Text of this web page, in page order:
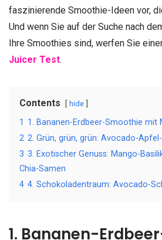
faszinierende Smoothie-Ideen vor,
Und wenn Sie auf der Suche nach
Ihre Smoothies sind, werfen Sie
Juicer Test.
Contents hide
1 1. Bananen-Erdbeer-Smoothie mit
2 2. Grün, grün, grün: Avocado-
3 3. Exotischer Genuss: Mango-
Chia-Samen
4 4. Schokoladentraum: Avocado-
1. Bananen-